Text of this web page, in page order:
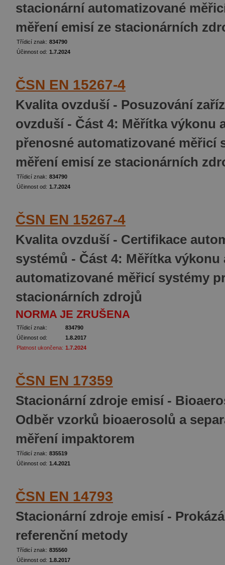
stacionární automatizované
měření emisí ze stacionárních
Třídicí znak: 834790
Účinnost od: 1.7.2024
ČSN EN 15267-4
Kvalita ovzduší - Posuzování
ovzduší - Část 4: Měřítka výkonu
přenosné automatizované měřicí
měření emisí ze stacionárních
Třídicí znak: 834790
Účinnost od: 1.7.2024
ČSN EN 15267-4
Kvalita ovzduší - Certifikace
systémů - Část 4: Měřítka
automatizované měřicí systémy
stacionárních zdrojů
NORMA JE ZRUŠENA
Třídicí znak:
834790
Účinnost od:
1.8.2017
Platnost ukončena: 1.7.2024
ČSN EN 17359
Stacionární zdroje emisí -
Odběr vzorků bioaerosolů a
měření impaktorem
Třídicí znak: 835519
Účinnost od: 1.4.2021
ČSN EN 14793
Stacionární zdroje emisí -
referenční metody
Třídicí znak: 835560
Účinnost od: 1.8.2017